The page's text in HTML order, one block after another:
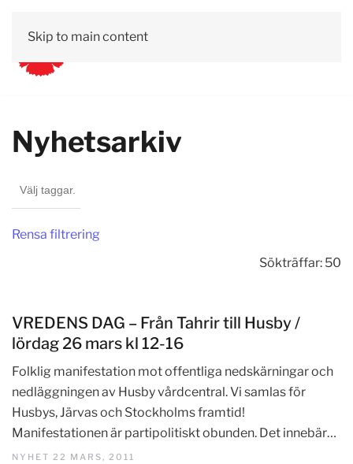
Skip to main content
Nyhetsarkiv
Rensa filtrering
Sökträffar: 50
VREDENS DAG – Från Tahrir till Husby /
lördag 26 mars kl 12-16
Folklig manifestation mot offentliga nedskärningar och
nedläggningen av Husby vårdcentral. Vi samlas för
Husbys, Järvas och Stockholms framtid!
Manifestationen är partipolitiskt obunden. Det innebär…
NYHET 22 MARS, 2011